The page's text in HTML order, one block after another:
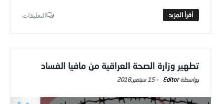
التعليقات
تطهير وزارة الصحة العراقية من مافيا الفساد
Editor
-15 سبتمبر,2018